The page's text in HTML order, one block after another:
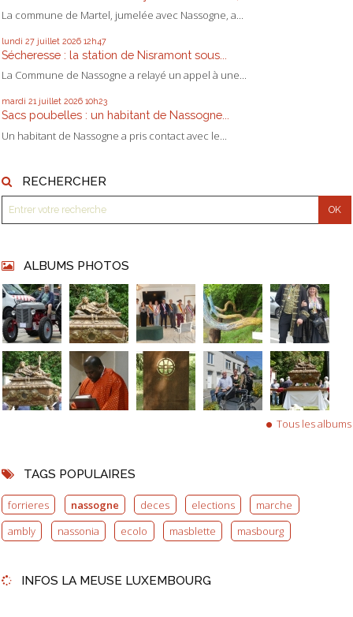
La commune de Martel, jumelée avec Nassogne, a...
lundi 27 juillet 2026 12h47
Sécheresse : la station de Nisramont sous...
La Commune de Nassogne a relayé un appel à une...
mardi 21 juillet 2026 10h23
Sacs poubelles : un habitant de Nassogne...
Un habitant de Nassogne a pris contact avec le...
RECHERCHER
ALBUMS PHOTOS
Tous les albums
TAGS POPULAIRES
forrieres nassogne deces elections
marche
ambly
nassonia ecolo masblette masbourg
INFOS LA MEUSE LUXEMBOURG